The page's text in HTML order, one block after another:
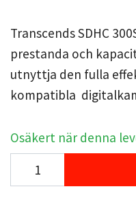
Transcends SDHC
prestanda och
utnyttja den fulla
kompatibla
Osäkert när denna